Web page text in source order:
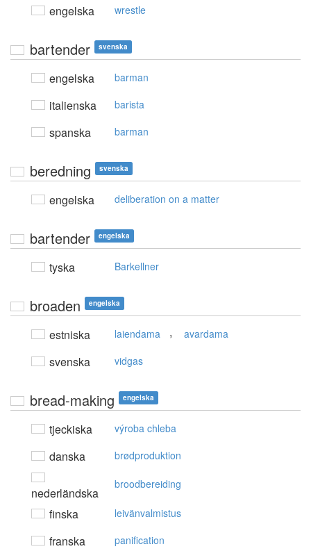
engelska wrestle
bartender svenska
engelska barman
italienska barista
spanska barman
beredning svenska
engelska deliberation on a matter
bartender engelska
tyska Barkellner
broaden engelska
estniska laiendama , avardama
svenska vidgas
bread-making engelska
tjeckiska výroba chleba
danska brødproduktion
nederländska
broodbereiding
finska leivänvalmistus
franska panification